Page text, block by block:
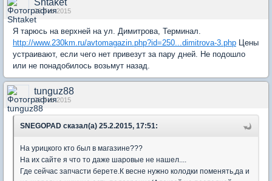
Shtaket
26 Feb 2015
Я тарюсь на верхней на ул. Димитрова, Терминал.
http://www.230km.ru/avtomagazin.php?id=250...dimitrova-3.php Цены
устраивают, если чего нет привезут за пару дней. Не подошло
или не понадобилось возьмут назад.
tunguz88
26 Feb 2015
SNEGOPAD сказал(а) 25.2.2015, 17:51:
На урицкого кто был в магазине???
На их сайте я что то даже шаровые не нашел....
Где сейчас запчасти берете.К весне нужно колодки поменять,да и